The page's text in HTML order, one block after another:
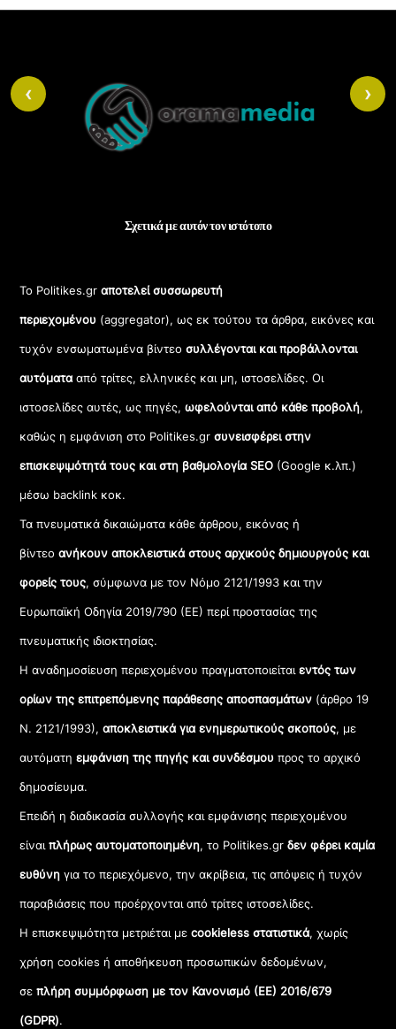
Top
Σχετικά με αυτόν τον ιστότοπο
Το Politikes.grαποτελεί συσσωρευτή
περιεχομένου (aggregator), ως εκ τούτου τα άρθρα, εικόνες και
τυχόν ενσωματωμένα βίντεοσυλλέγονται και προβάλλονται
αυτόματααπό τρίτες, ελληνικές και μη, ιστοσελίδες. Οι
ιστοσελίδες αυτές, ως πηγές,ωφελούνται από κάθε προβολή,
καθώς η εμφάνιση στο Politikes.gr συνεισφέρει στην
επισκεψιμότητά τους και στη βαθμολογία SEO (Google κ.λπ.)
μέσω backlink κοκ.
Τα πνευματικά δικαιώματα κάθε άρθρου, εικόνας ή
βίντεοανήκουν αποκλειστικά στους αρχικούς δημιουργούς και
φορείς τους, σύμφωνα με τον Νόμο 2121/1993 και την
Ευρωπαϊκή Οδηγία 2019/790 (ΕΕ) περί προστασίας της
πνευματικής ιδιοκτησίας.
Η αναδημοσίευση περιεχομένου πραγματοποιείταιεντός των
ορίων της επιτρεπόμενης παράθεσης αποσπασμάτων (άρθρο 19
Ν. 2121/1993), αποκλειστικά για ενημερωτικούς σκοπούς, με
αυτόματηεμφάνιση της πηγής και συνδέσμου προς το αρχικό
δημοσίευμα.
Επειδή η διαδικασία συλλογής και εμφάνισης περιεχομένου
είναιπλήρως αυτοματοποιημένη, το Politikes.grδεν φέρει καμία
ευθύνη για το περιεχόμενο, την ακρίβεια, τις απόψεις ή τυχόν
παραβιάσεις που προέρχονται από τρίτες ιστοσελίδες.
Η επισκεψιμότητα μετριέται μεcookieless στατιστικά, χωρίς
χρήση cookies ή αποθήκευση προσωπικών δεδομένων,
σεπλήρη συμμόρφωση με τον Κανονισμό (ΕΕ) 2016/679
(GDPR).
‹ ›